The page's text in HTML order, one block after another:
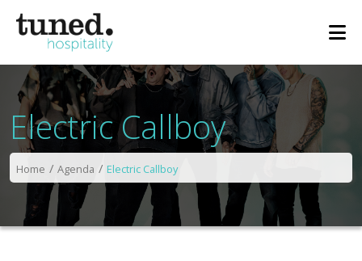
Electric Callboy
Home Agenda Electric Callboy